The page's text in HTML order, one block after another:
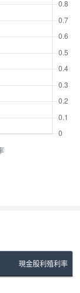
現金股利殖利率